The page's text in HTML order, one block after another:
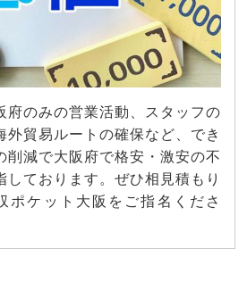
府のみの営業活動、スタッフの
外貿易ルートの確保など、でき
削減で大阪府で格安・激安の不
しております。ぜひ相見積もり
ポケット大阪をご指名くださ